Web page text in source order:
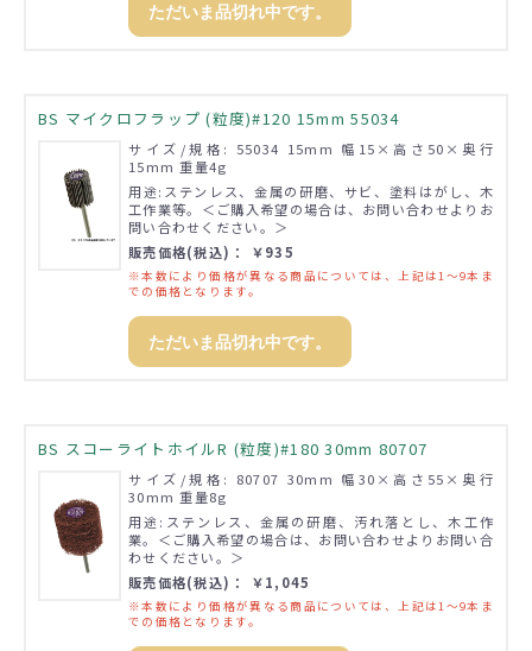
ただいま品切れ中です。
BS マイクロフラップ (粒度)#120 15mm 55034
サイズ/規格: 55034 15mm 幅15×高さ50×奥行
15mm 重量4g
用途:ステンレス、金属の研磨、サビ、塗料はがし、木
工作業等。＜ご購入希望の場合は、お問い合わせよりお
問い合わせください。＞
販売価格(税込)： ￥935
※本数により価格が異なる商品については、上記は1～9本ま
での価格となります。
ただいま品切れ中です。
BS スコーライトホイルR (粒度)#180 30mm 80707
サイズ/規格: 80707 30mm 幅30×高さ55×奥行
30mm 重量8g
用途:ステンレス、金属の研磨、汚れ落とし、木工作
業。＜ご購入希望の場合は、お問い合わせよりお問い合
わせください。＞
販売価格(税込)： ￥1,045
※本数により価格が異なる商品については、上記は1～9本ま
での価格となります。